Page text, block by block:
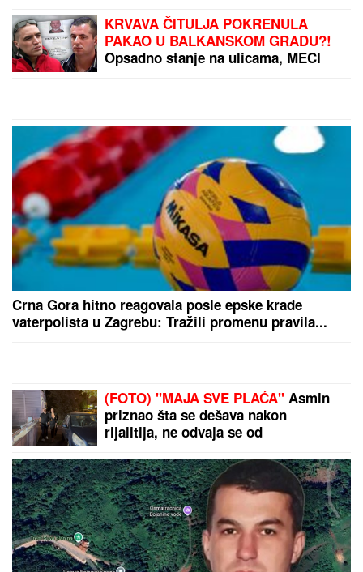
KRVAVA ČITULJA POKRENULA
PAKAO U BALKANSKOM GRADU?!
Opsadno stanje na ulicama, MECI
(FOTO)
Crna Gora hitno reagovala posle epske krađe
vaterpolista u Zagrebu: Tražili promenu pravila...
(FOTO) "MAJA SVE PLAĆA" Asmin
priznao šta se dešava nakon
rijalitija, ne odvaja se od
odnos nakon skandala